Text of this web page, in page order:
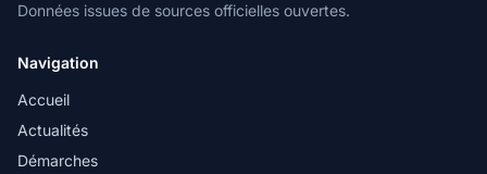
Données issues de sources officielles ouvertes.
Navigation
Accueil
Actualités
Démarches